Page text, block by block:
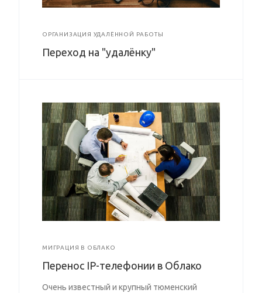
ОРГАНИЗАЦИЯ УДАЛЁННОЙ РАБОТЫ
Переход на "удалёнку"
МИГРАЦИЯ В ОБЛАКО
Перенос IP-телефонии в Облако
Очень известный и крупный тюменский